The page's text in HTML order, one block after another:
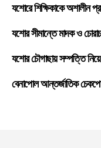
যশোরে শিক্ষিকাকে অশালীন
যশোর সীমান্তে মাদক ও
যশোর চৌগাছায় সম্পত্তি
বেনাপোল আন্তর্জাতিক